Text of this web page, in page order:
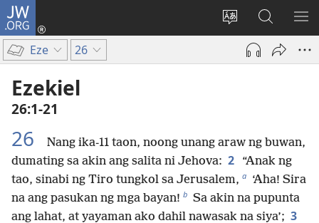
JW.ORG
Baguhin
ang
wika
Mag-
log
sa
JW.ORG
Eze 26
Ezekiel
26:1-21
26
Nang ika-11 taon, noong unang araw ng buwan,
dumating sa akin ang salita ni Jehova: 2
“Anak ng
tao, sinabi ng Tiro tungkol sa Jerusalem, a ‘Aha! Sira
na ang pasukan ng mga bayan! b Sa akin na pupunta
ang lahat, at yayaman ako dahil nawasak na siya’; 3